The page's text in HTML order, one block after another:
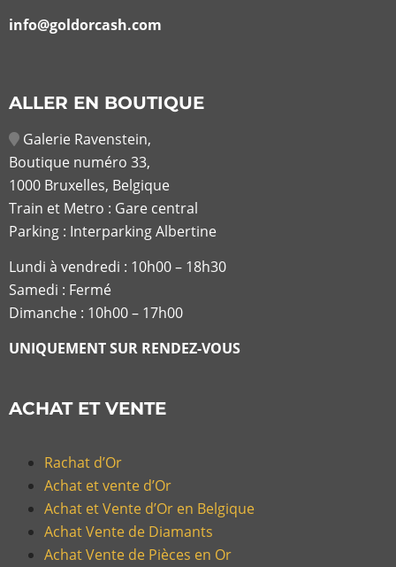
info@goldorcash.com
ALLER EN BOUTIQUE
Galerie Ravenstein,
Boutique numéro 33,
1000 Bruxelles, Belgique
Train et Metro : Gare central
Parking : Interparking Albertine
Lundi à vendredi : 10h00 – 18h30
Samedi : Fermé
Dimanche : 10h00 – 17h00
UNIQUEMENT SUR RENDEZ-VOUS
ACHAT ET VENTE
Rachat d’Or
Achat et vente d’Or
Achat et Vente d’Or en Belgique
Achat Vente de Diamants
Achat Vente de Pièces en Or